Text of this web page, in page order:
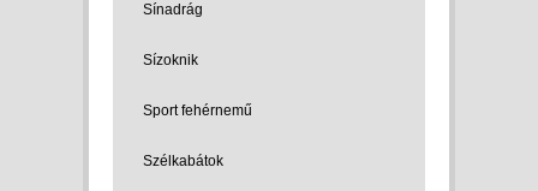
Sínadrág
Sízoknik
Sport fehérnemű
Szélkabátok